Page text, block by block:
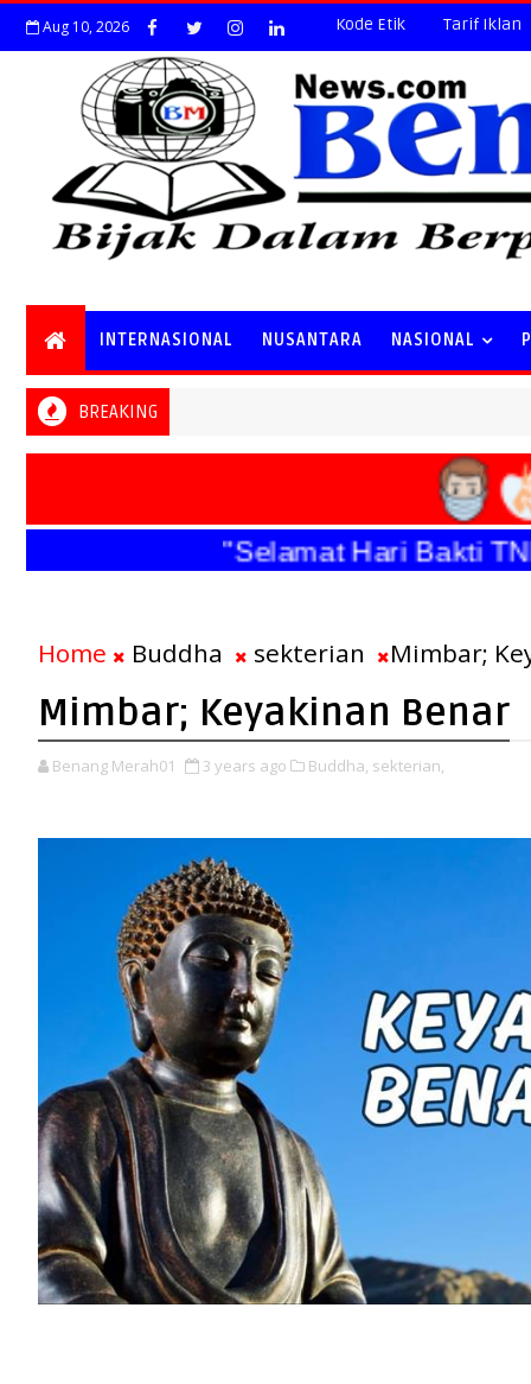
Aug 10, 2026 Kode Etik Tarif Iklan
INTERNASIONAL NUSANTARA NASIONAL
BREAKING
"Selamat Hari Bakti TNI
Home Buddha sekterian Mimbar;
Mimbar; Keyakinan Benar
Benang Merah01 3 years ago Buddha, sekterian,